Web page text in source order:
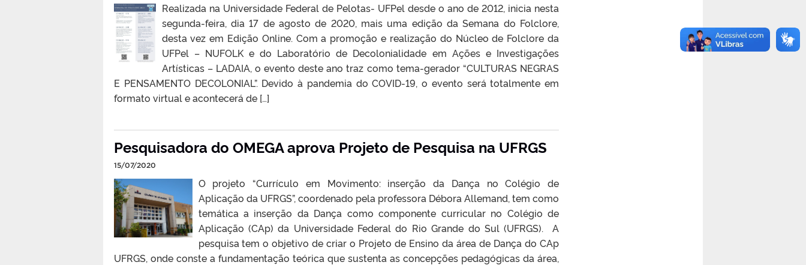
Realizada na Universidade Federal de Pelotas- UFPel desde o ano de 2012, inicia nesta
segunda-feira, dia 17 de agosto de 2020, mais uma edição da Semana do Folclore,
desta vez em Edição Online. Com a promoção e realização do Núcleo de Folclore da
UFPel – NUFOLK e do Laboratório de Decolonialidade em Ações e Investigações
Artísticas – LADAIA, o evento deste ano traz como tema-gerador “CULTURAS NEGRAS
E PENSAMENTO DECOLONIAL”. Devido à pandemia do COVID-19, o evento será totalmente em
formato virtual e acontecerá de […]
Pesquisadora do OMEGA aprova Projeto de Pesquisa na UFRGS
15/07/2020
O projeto “Currículo em Movimento: inserção da Dança no Colégio de
Aplicação da UFRGS”, coordenado pela professora Débora Allemand, tem como
temática a inserção da Dança como componente curricular no Colégio de
Aplicação (CAp) da Universidade Federal do Rio Grande do Sul (UFRGS). A
pesquisa tem o objetivo de criar o Projeto de Ensino da área de Dança do CAp
UFRGS, onde conste a fundamentação teórica que sustenta as concepções pedagógicas da área,